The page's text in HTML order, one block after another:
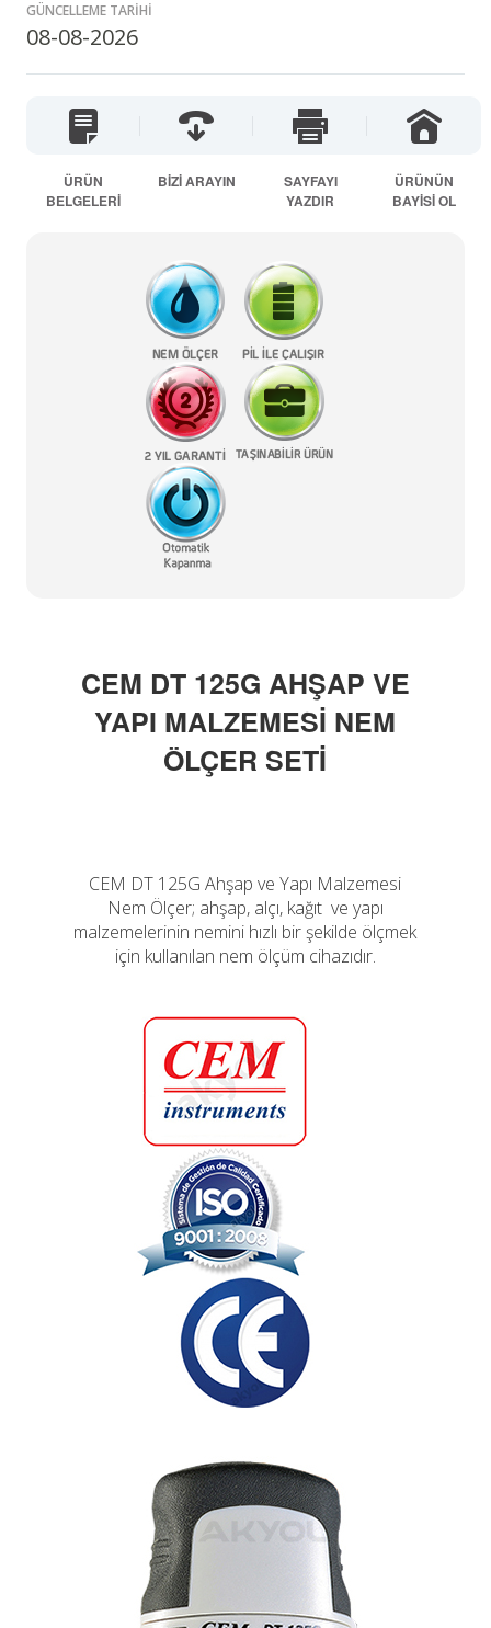
GÜNCELLEME TARİHİ
08-08-2026
ÜRÜN
BELGELERİ
BİZİ ARAYIN
SAYFAYI
YAZDIR
ÜRÜNÜN
BAYİSİ OL
CEM DT 125G AHŞAP VE
YAPI MALZEMESİ NEM
ÖLÇER SETİ
CEM DT 125G Ahşap ve Yapı Malzemesi
Nem Ölçer; ahşap, alçı, kağıt ve yapı
malzemelerinin nemini hızlı bir şekilde ölçmek
için kullanılan nem ölçüm cihazıdır.